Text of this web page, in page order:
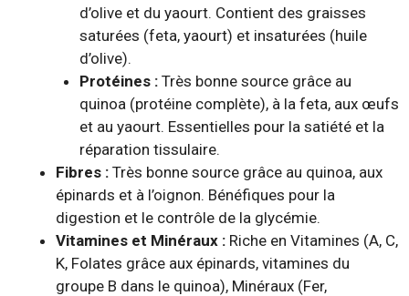
d’olive et du yaourt. Contient des graisses
saturées (feta, yaourt) et insaturées (huile
d’olive).
Protéines :Très bonne source grâce au
quinoa (protéine complète), à la feta, aux œufs
et au yaourt. Essentielles pour la satiété et la
réparation tissulaire.
Fibres : Très bonne source grâce au quinoa, aux
épinards et à l’oignon. Bénéfiques pour la
digestion et le contrôle de la glycémie.
Vitamines et Minéraux : Riche en Vitamines (A, C,
K, Folates grâce aux épinards, vitamines du
groupe B dans le quinoa), Minéraux (Fer,